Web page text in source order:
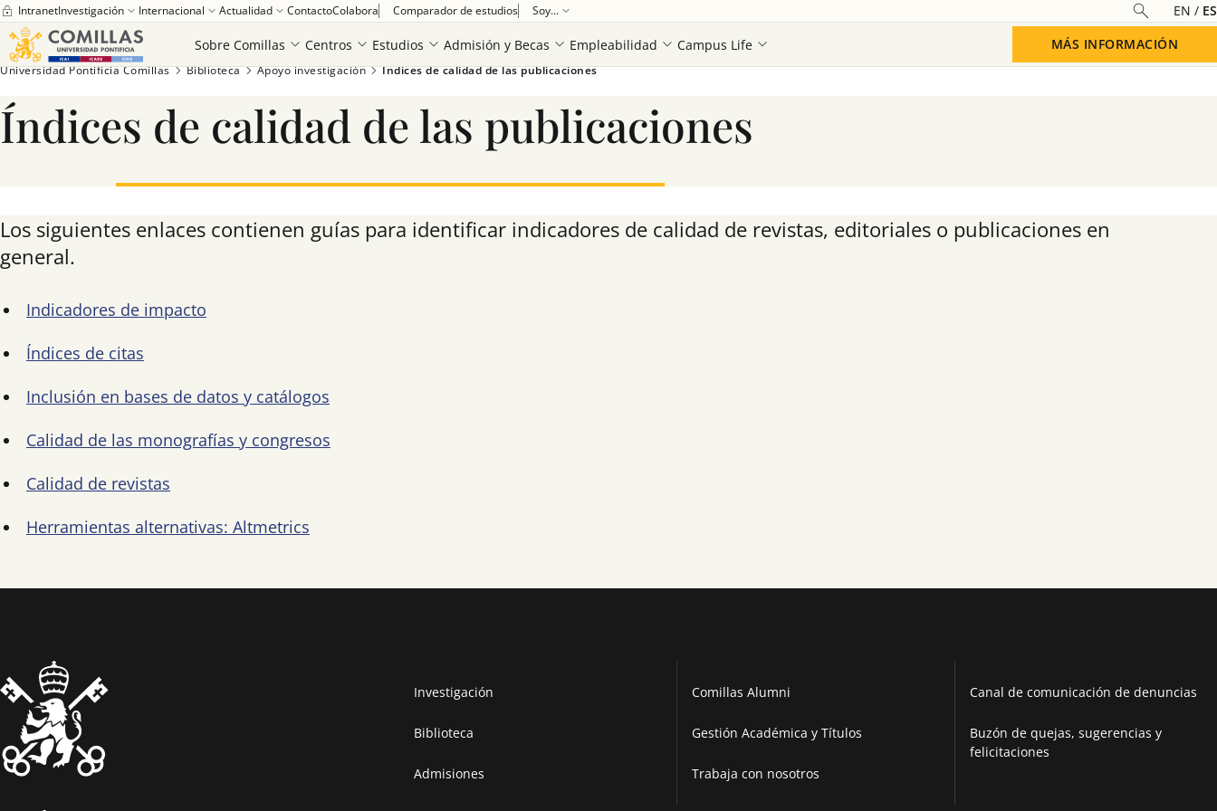
IntranetInvestigación Internacional Actualidad ContactoColabora Comparador de estudios Soy... EN
ES
Sobre Comillas
Centros Estudios Admisión y Becas Empleabilidad Campus Life MÁS INFORMACIÓN
Saber más Ver más
Universidad Pontificia Comillas Biblioteca Apoyo investigación Índices de calidad de las publicaciones
Índices de calidad de las publicaciones
Los siguientes enlaces contienen guías para identificar indicadores de calidad de revistas, editoriales o publicaciones en
general.
Indicadores de impacto
Índices de citas
Inclusión en bases de datos y catálogos
Calidad de las monografías y congresos
Calidad de revistas
Herramientas alternativas: Altmetrics
Investigación
Biblioteca
Admisiones
Comillas Alumni
Gestión Académica y Títulos
Trabaja con nosotros
Canal de comunicación de denuncias
Buzón de quejas, sugerencias y
felicitaciones